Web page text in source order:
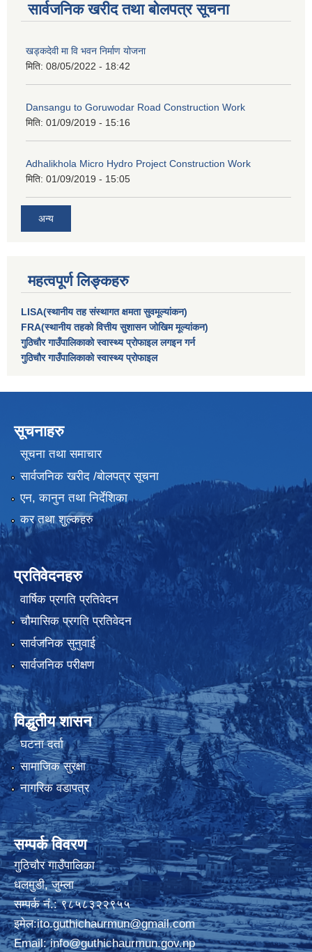
सार्वजनिक खरीद तथा बोलपत्र सूचना
खड्कदेवी मा वि भवन निर्माण योजना
मिति: 08/05/2022 - 18:42
Dansangu to Goruwodar Road Construction Work
मिति: 01/09/2019 - 15:16
Adhalikhola Micro Hydro Project Construction Work
मिति: 01/09/2019 - 15:05
अन्य
महत्वपूर्ण लिङ्कहरु
LISA(स्थानीय तह संस्थागत क्षमता सुवमूल्यांकन)
FRA(स्थानीय तहको वित्तीय सुशासन जोखिम मूल्यांकन)
गुठिचौर गाउँपालिकाको स्वास्थ्य प्रोफाइल लगइन गर्न
गुठिचौर गाउँपालिकाको स्वास्थ्य प्रोफाइल
सूचनाहरु
सूचना तथा समाचार
सार्वजनिक खरीद /बोलपत्र सूचना
एन, कानुन तथा निर्देशिका
कर तथा शुल्कहरु
प्रतिवेदनहरु
वार्षिक प्रगति प्रतिवेदन
चौमासिक प्रगति प्रतिवेदन
सार्वजनिक सुनुवाई
सार्वजनिक परीक्षण
विद्धुतीय शासन
घटना दर्ता
सामाजिक सुरक्षा
नागरिक वडापत्र
सम्पर्क विवरण
गुठिचौर गाउँपालिका
धलमुडी, जुम्ला
सम्पर्क नं.: ९८५८३२२९५५
इमेल:ito.guthichaurmun@gmail.com
Email:info@guthichaurmun.gov.np